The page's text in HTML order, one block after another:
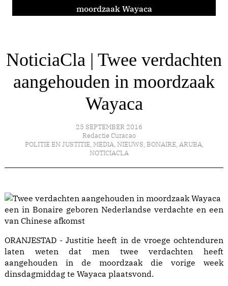
moordzaak Wayaca
NoticiaCla | Twee verdachten
aangehouden in moordzaak
Wayaca
25 SEPTEMBER 2016
Redactie Curacao
POLITIE EN JUSTITIE, MEDIA, NIEUWS, BONAIRE, ARUBA,
NOTICIACLA
een in Bonaire geboren Nederlandse verdachte en een
van Chinese afkomst
ORANJESTAD - Justitie heeft in de vroege ochtenduren
laten weten dat men twee verdachten heeft
aangehouden in de moordzaak die vorige week
dinsdagmiddag te Wayaca plaatsvond.